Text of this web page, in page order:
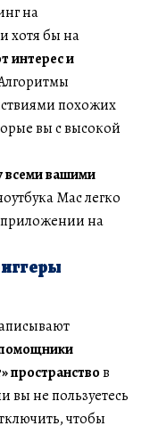
на
хотя бы на
интерес и
похожих
вы с высокой
всеми вашими
Mac легко
приложении на
пространствов
не пользуетесь
чтобы